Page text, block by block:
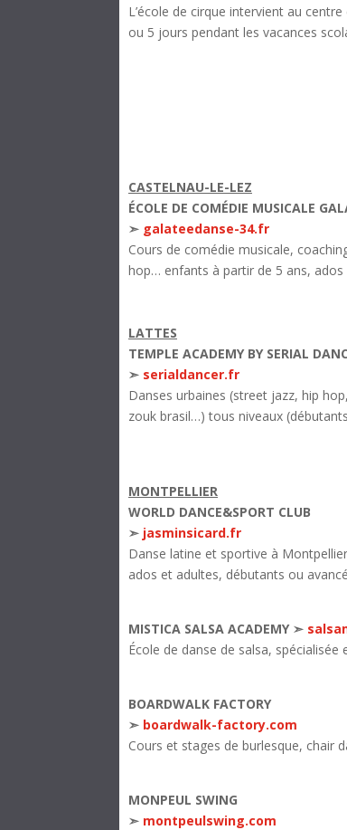
L’école de cirque intervient au
ou 5 jours pendant les vacances
CASTELNAU-LE-LEZ
ÉCOLE DE COMÉDIE MUSICALE
➣ galateedanse-34.fr
Cours de comédie musicale,
hop… enfants à partir de 5 ans, ados
LATTES
TEMPLE ACADEMY BY SERIAL
➣ serialdancer.fr
Danses urbaines (street jazz, hip
zouk brasil…) tous niveaux
MONTPELLIER
WORLD DANCE&SPORT CLUB
➣ jasminsicard.fr
Danse latine et sportive à
ados et adultes, débutants ou
MISTICA SALSA ACADEMY ➣
École de danse de salsa,
BOARDWALK FACTORY
➣ boardwalk-factory.com
Cours et stages de burlesque, chair
MONPEUL SWING
➣ montpeulswing.com